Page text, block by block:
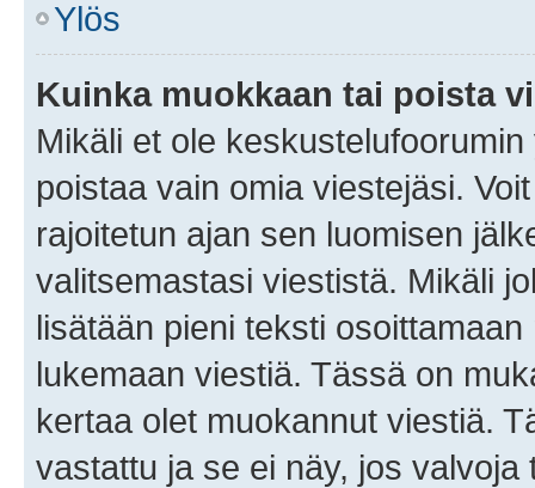
Ylös
Kuinka muokkaan tai poista
Mikäli et ole
poistaa vain omia viestejäsi.
rajoitetun ajan sen luomisen
valitsemastasi viestistä. Mikäli
lisätään pieni teksti
lukemaan viestiä. Tässä on
kertaa olet muokannut viestiä.
vastattu ja se ei näy, jos